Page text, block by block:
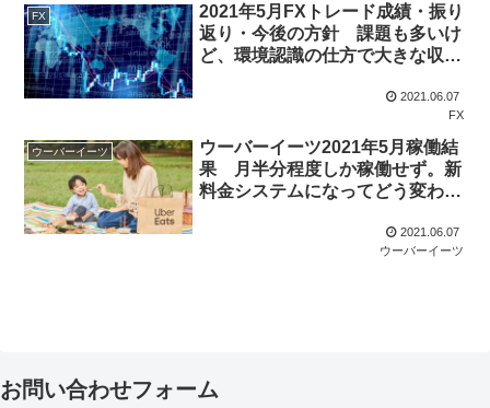
FX
2021年5月FXトレード成績・振り
返り・今後の方針 課題も多いけ
ど、環境認識の仕方で大きな収穫
2021.06.07
FX
ウーバーイーツ
ウーバーイーツ2021年5月稼働結
果 月半分程度しか稼働せず。新
料金システムになってどう変わっ
2021.06.07
ウーバーイーツ
お問い合わせフォーム